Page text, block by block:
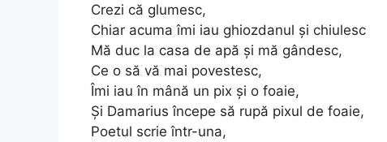
Crezi că glumesc,
Chiar acuma îmi iau ghiozdanul și chiulesc
Mă duc la casa de apă și mă gândesc,
Ce o să vă mai povestesc,
Îmi iau în mână un pix și o foaie,
Și Damarius începe să rupă pixul de foaie,
Poetul scrie într-una,